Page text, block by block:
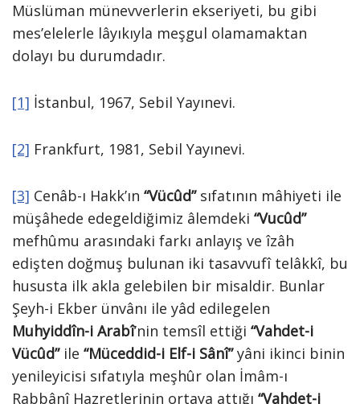
Müslüman münevverlerin ekseriyeti, bu gibi
mes’elelerle lâyıkıyla meşgul olamamaktan
dolayı bu durumdadır.
[1] İstanbul, 1967, Sebil Yayınevi.
[2] Frankfurt, 1981, Sebil Yayınevi.
[3] Cenâb-ı Hakk’ın “Vücûd”sıfatının mâhiyeti ile
müşâhede edegeldiğimiz âlemdeki “Vucûd”
mefhûmu arasındaki farkı anlayış ve îzâh
edişten doğmuş bulunan iki tasavvufî telâkkî, bu
hususta ilk akla gelebilen bir misaldir. Bunlar
Şeyh-i Ekber ünvânı ile yâd edilegelen
Muhyiddîn-i Arabî’nin temsîl ettiği “Vahdet-i
Vücûd”ile “Müceddid-i Elf-i Sânî”yâni ikinci binin
yenileyicisi sıfatıyla meşhûr olan İmâm-ı
Rabbânî Hazretlerinin ortaya attığı “Vahdet-i